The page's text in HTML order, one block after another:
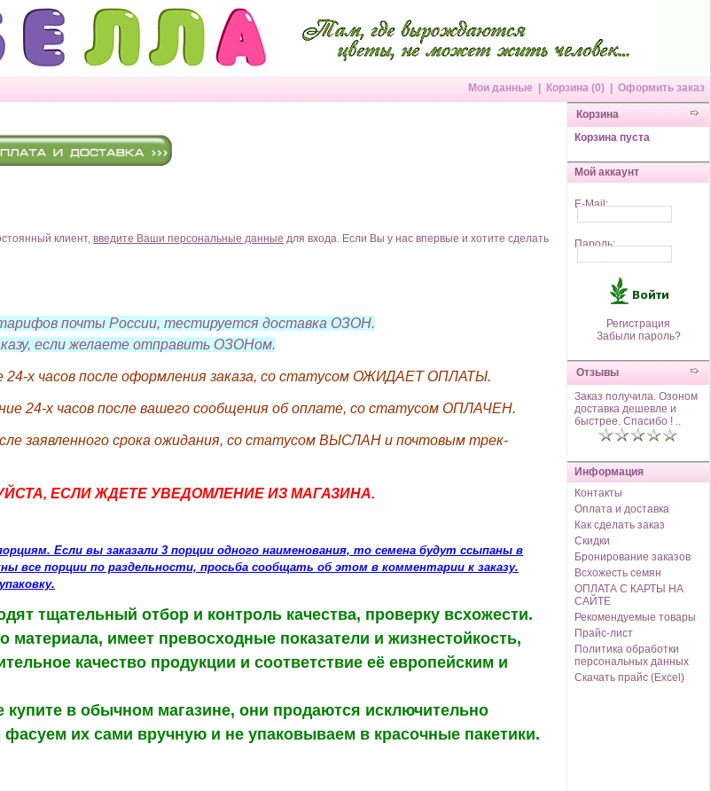
Мои данные Корзина (0)
Оформить заказ
клиент, введите Ваши персональные данные для входа. Если Вы у нас впервые и хотите сделать
почты России, тестируется доставка ОЗОН.
если желаете отправить ОЗОНом.
24-х часов после оформления заказа, со статусом ОЖИДАЕТ ОПЛАТЫ.
24-х часов после вашего сообщения об оплате, со статусом ОПЛАЧЕН.
заявленного срока ожидания, со статусом ВЫСЛАН и почтовым трек-
ЕСЛИ ЖДЕТЕ УВЕДОМЛЕНИЕ ИЗ МАГАЗИНА.
Если вы заказали 3 порции одного наименования, то семена будут ссыпаны в
все порции по раздельности, просьба сообщать об этом в комментарии к заказу.
тщательный отбор и контроль качества, проверку всхожести.
материала, имеет превосходные показатели и жизнестойкость,
качество продукции и соответствие её европейским и
в обычном магазине, они продаются исключительно
их сами вручную и не упаковываем в красочные пакетики.
Корзина
Корзина пуста
Мой аккаунт
E-Mail:
Пароль:
Регистрация
Забыли пароль?
Отзывы
Заказ получила. Озоном
доставка дешевле и
быстрее. Спасибо ! ..
Информация
Контакты
Оплата и доставка
Как сделать заказ
Скидки
Бронирование заказов
Всхожесть семян
ОПЛАТА С КАРТЫ НА
САЙТЕ
Рекомендуемые товары
Прайс-лист
Политика обработки
персональных данных
Скачать прайс (Excel)